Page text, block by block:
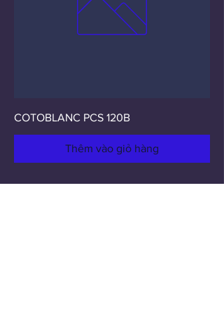
COTOBLANC PCS 120B
Thêm vào giỏ hàng